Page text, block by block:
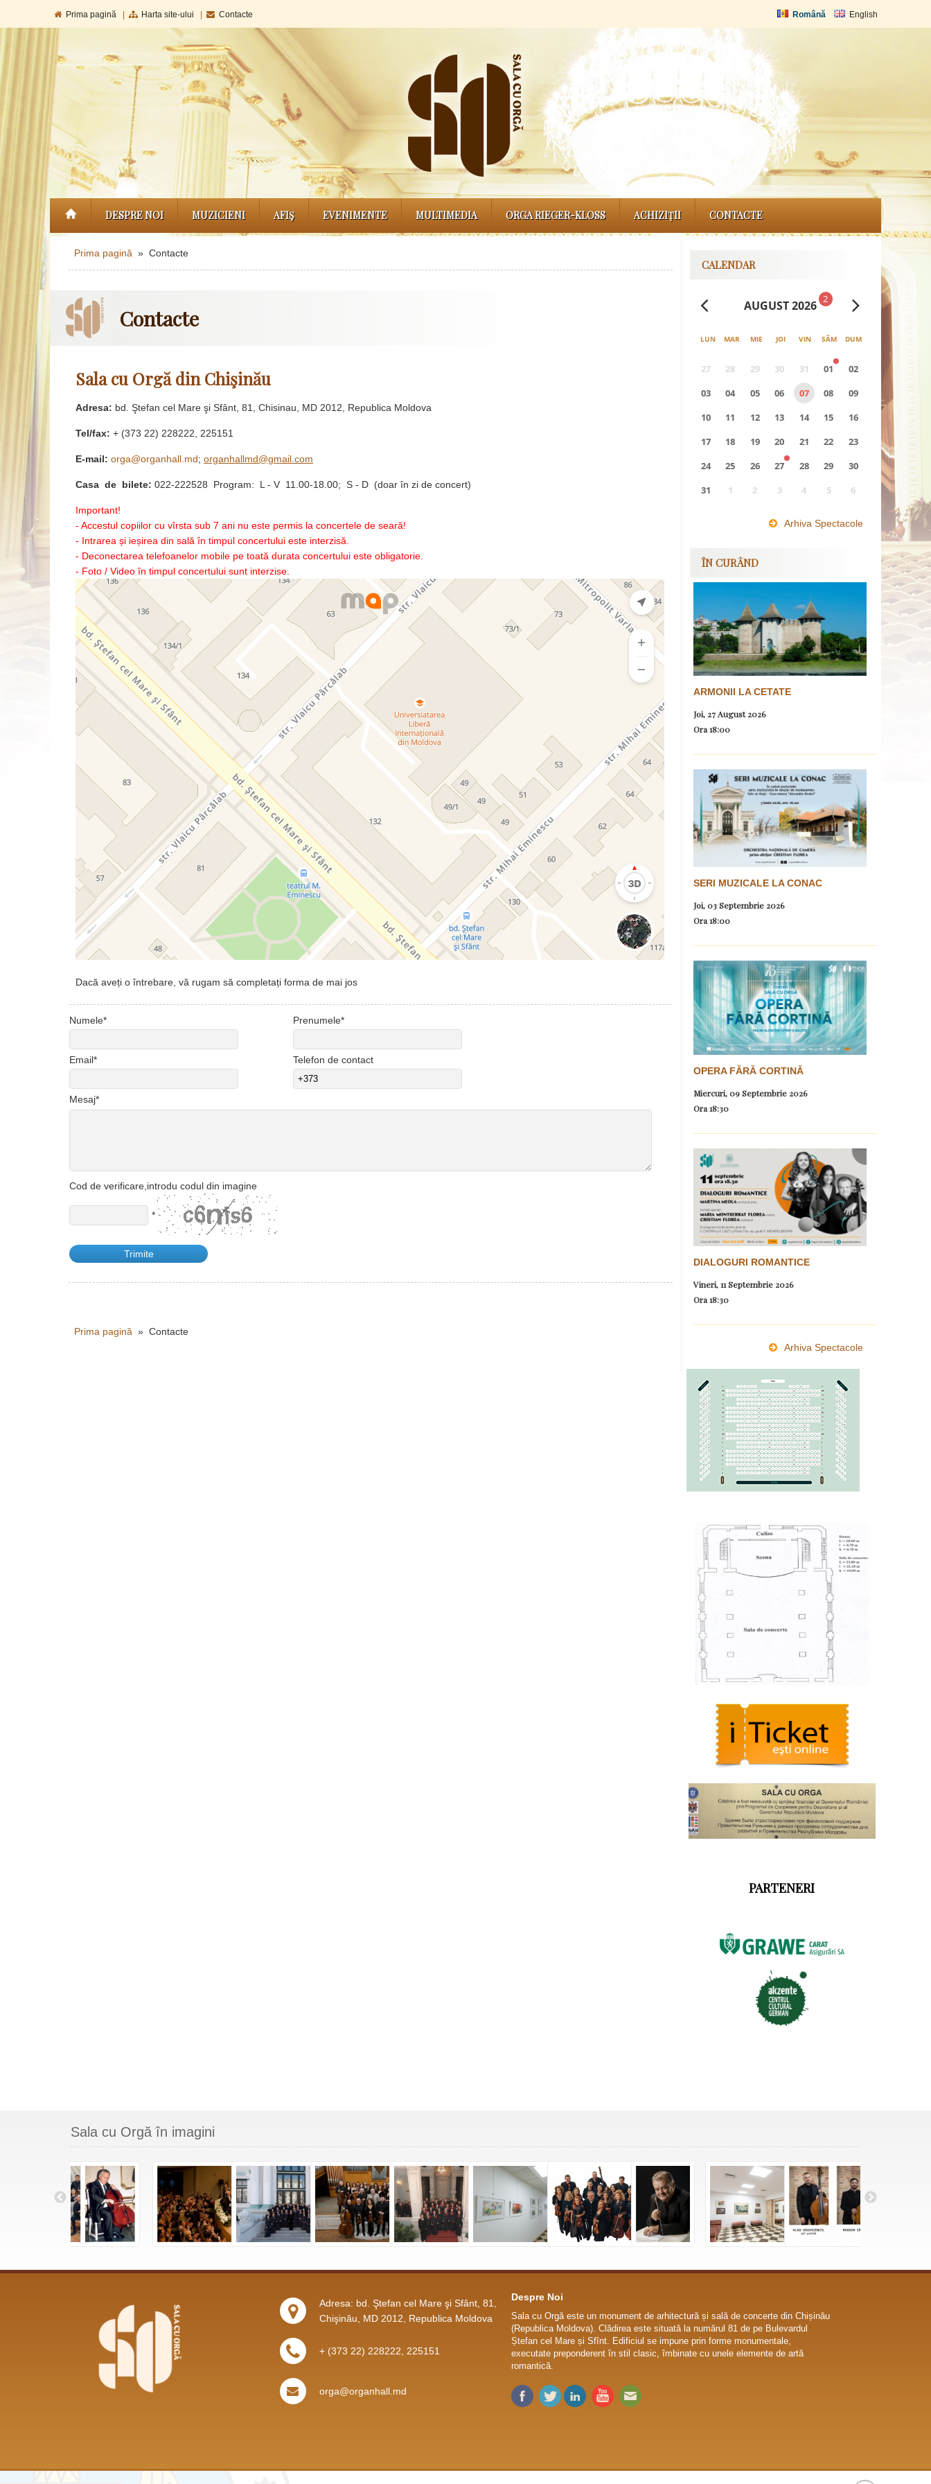
Prima pagină Harta site-ului Contacte Română English
DESPRE NOI MUZICIENI AFIŞ EVENIMENTE MULTIMEDIA ORGA RIEGER-KLOSS ACHIZIȚII CONTACTE
Prima pagină » Contacte
Contacte
Sala cu Orgă din Chişinău
Adresa: bd. Ştefan cel Mare şi Sfânt, 81, Chisinau, MD 2012, Republica Moldova
Tel/fax: + (373 22) 228222, 225151
E-mail: orga@organhall.md; organhallmd@gmail.com
Casa de bilete: 022-222528 Program: L - V 11.00-18.00; S - D (doar în zi de concert)
Important!
- Accestul copiilor cu vîrsta sub 7 ani nu este permis la concertele de seară!
- Intrarea și ieșirea din sală în timpul concertului este interzisă.
- Deconectarea telefoanelor mobile pe toată durata concertului este obligatorie.
- Foto / Video în timpul concertului sunt interzise.
Dacă aveți o întrebare, vă rugam să completați forma de mai jos
Numele* Prenumele*
Email* Telefon de contact
Mesaj*
Cod de verificare,introdu codul din imagine
*
Prima pagină » Contacte
CALENDAR
AUGUST 2026 2
LUN MAR MIE JOI VIN SÂM DUM
27 28 29 30 31 01
02
03
04 05 06 07 08
09
10
11 12 13 14 15
16
17
18 19 20 21 22
23
24
25 26 27 28 29
30
31
1 2 3 4 5 6
Arhiva Spectacole
ÎN CURÂND
ARMONII LA CETATE
Joi, 27 August 2026
Ora18:00
SERI MUZICALE LA CONAC
Joi, 03 Septembrie 2026
Ora18:00
OPERA FĂRĂ CORTINĂ
Miercuri, 09 Septembrie 2026
Ora18:30
DIALOGURI ROMANTICE
Vineri, 11 Septembrie 2026
Ora18:30
Arhiva Spectacole
PARTENERI
Sala cu Orgă în imagini
Adresa: bd. Ştefan cel Mare şi Sfânt, 81,
Chişinău, MD 2012, Republica Moldova
+ (373 22) 228222, 225151
orga@organhall.md
Despre Noi
Sala cu Orgă este un monument de arhitectură și sală de concerte din Chișinău
(Republica Moldova). Clădirea este situată la numărul 81 de pe Bulevardul
Ștefan cel Mare și Sfînt. Edificiul se impune prin forme monumentale,
executate preponderent în stil clasic, îmbinate cu unele elemente de artă
romantică.